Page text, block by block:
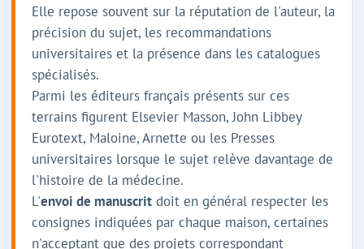
Elle repose souvent sur la réputation de l'auteur, la
précision du sujet, les recommandations
universitaires et la présence dans les catalogues
spécialisés.
Parmi les éditeurs français présents sur ces
terrains figurent Elsevier Masson, John Libbey
Eurotext, Maloine, Arnette ou les Presses
universitaires lorsque le sujet relève davantage de
l'histoire de la médecine.
L'envoi de manuscrit doit en général respecter les
consignes indiquées par chaque maison, certaines
n'acceptant que des projets correspondant